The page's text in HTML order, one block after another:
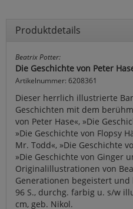
Produktdetails
Beatrix Potter:
Die Geschichte von Peter
Artikelnummer: 6208361
Dieser herrlich illustrierte
Geschichten mit dem
von Peter Hase«, »Die
»Die Geschichte von Flopsy
Mr. Todd«, »Die Geschichte
»Die Geschichte von Ginger
Originalillustrationen von
Generationen begeistert
96 S., durchg. farbig u. s/w
cm, geb. Nikol.